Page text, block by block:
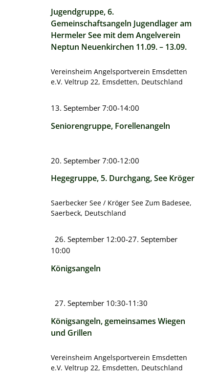
Jugendgruppe, 6.
Gemeinschaftsangeln Jugendlager am
Hermeler See mit dem Angelverein
Neptun Neuenkirchen 11.09. – 13.09.
Vereinsheim Angelsportverein Emsdetten
e.V. Veltrup 22, Emsdetten, Deutschland
Seniorengruppe, Forellenangeln
13. September 7:00-14:00
Hegegruppe, 5. Durchgang, See Kröger
20. September 7:00-12:00
Saerbecker See / Kröger See Zum Badesee,
Saerbeck, Deutschland
Königsangeln
Hervorgehoben
26. September 12:00-27. September
10:00
Königsangeln, gemeinsames Wiegen
und Grillen
Hervorgehoben
27. September 10:30-11:30
Vereinsheim Angelsportverein Emsdetten
e.V. Veltrup 22, Emsdetten, Deutschland